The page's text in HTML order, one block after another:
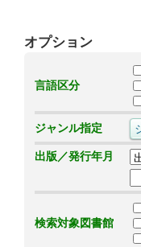
オプション
言語区分
ジャンル指定
出版／発行年月
検索対象図書館